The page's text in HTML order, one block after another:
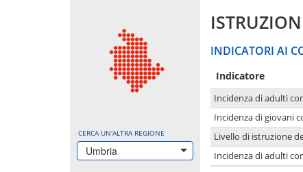
CERCA UN'ALTRA REGIONE
Umbria
INDICATORI AI
Indicatore
Incidenza di adulti
Incidenza di giovani
Livello di istruzione
Incidenza di adulti